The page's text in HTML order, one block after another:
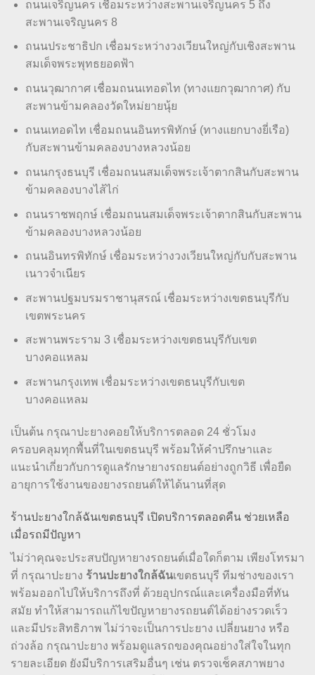
ถนนเจริญนคร เชื่อมระหว่างสะพานเจริญนคร 5 ถึง
สะพานเจริญนคร 8
ถนนประชาธิปก เชื่อมระหว่างวงเวียนใหญ่กับเชิงสะพาน
สมเด็จพระพุทธยอดฟ้า
ถนนวุฒากาศ เชื่อมถนนเทอดไท (ทางแยกวุฒากาศ) กับ
สะพานข้ามคลองวัดใหม่ยายนุ้ย
ถนนเทอดไท เชื่อมถนนอินทรพิทักษ์ (ทางแยกบางยี่เรือ)
กับสะพานข้ามคลองบางหลวงน้อย
ถนนกรุงธนบุรี เชื่อมถนนสมเด็จพระเจ้าตากสินกับสะพาน
ข้ามคลองบางไส้ไก่
ถนนราชพฤกษ์ เชื่อมถนนสมเด็จพระเจ้าตากสินกับสะพาน
ข้ามคลองบางหลวงน้อย
ถนนอินทรพิทักษ์ เชื่อมระหว่างวงเวียนใหญ่กับกับสะพาน
เนาวจำเนียร
สะพานปฐมบรมราชานุสรณ์ เชื่อมระหว่างเขตธนบุรีกับ
เขตพระนคร
สะพานพระราม 3 เชื่อมระหว่างเขตธนบุรีกับเขต
บางคอแหลม
สะพานกรุงเทพ เชื่อมระหว่างเขตธนบุรีกับเขต
บางคอแหลม
เป็นต้น กรุณาปะยางคอยให้บริการตลอด 24 ชั่วโมง
ครอบคลุมทุกพื้นที่ในเขตธนบุรี พร้อมให้คำปรึกษาและ
แนะนำเกี่ยวกับการดูแลรักษายางรถยนต์อย่างถูกวิธี เพื่อยืด
อายุการใช้งานของยางรถยนต์ให้ได้นานที่สุด
ร้านปะยางใกล้ฉันเขตธนบุรี เปิดบริการตลอดคืน ช่วยเหลือ
เมื่อรถมีปัญหา
ไม่ว่าคุณจะประสบปัญหายางรถยนต์เมื่อใดก็ตาม เพียงโทรมา
ที่ กรุณาปะยาง ร้านปะยางใกล้ฉันเขตธนบุรี ทีมช่างของเรา
พร้อมออกไปให้บริการถึงที่ ด้วยอุปกรณ์และเครื่องมือที่ทัน
สมัย ทำให้สามารถแก้ไขปัญหายางรถยนต์ได้อย่างรวดเร็ว
และมีประสิทธิภาพ ไม่ว่าจะเป็นการปะยาง เปลี่ยนยาง หรือ
ถ่วงล้อ กรุณาปะยาง พร้อมดูแลรถของคุณอย่างใส่ใจในทุก
รายละเอียด ยังมีบริการเสริมอื่นๆ เช่น ตรวจเช็คสภาพยาง